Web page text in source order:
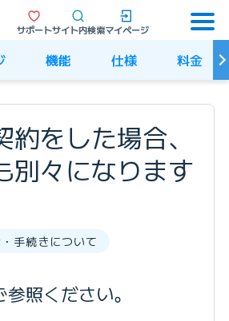
サポートサイト内検索マイページ
機能 仕様 料金
約をした場合、
別々になります
手続きについて
照ください。